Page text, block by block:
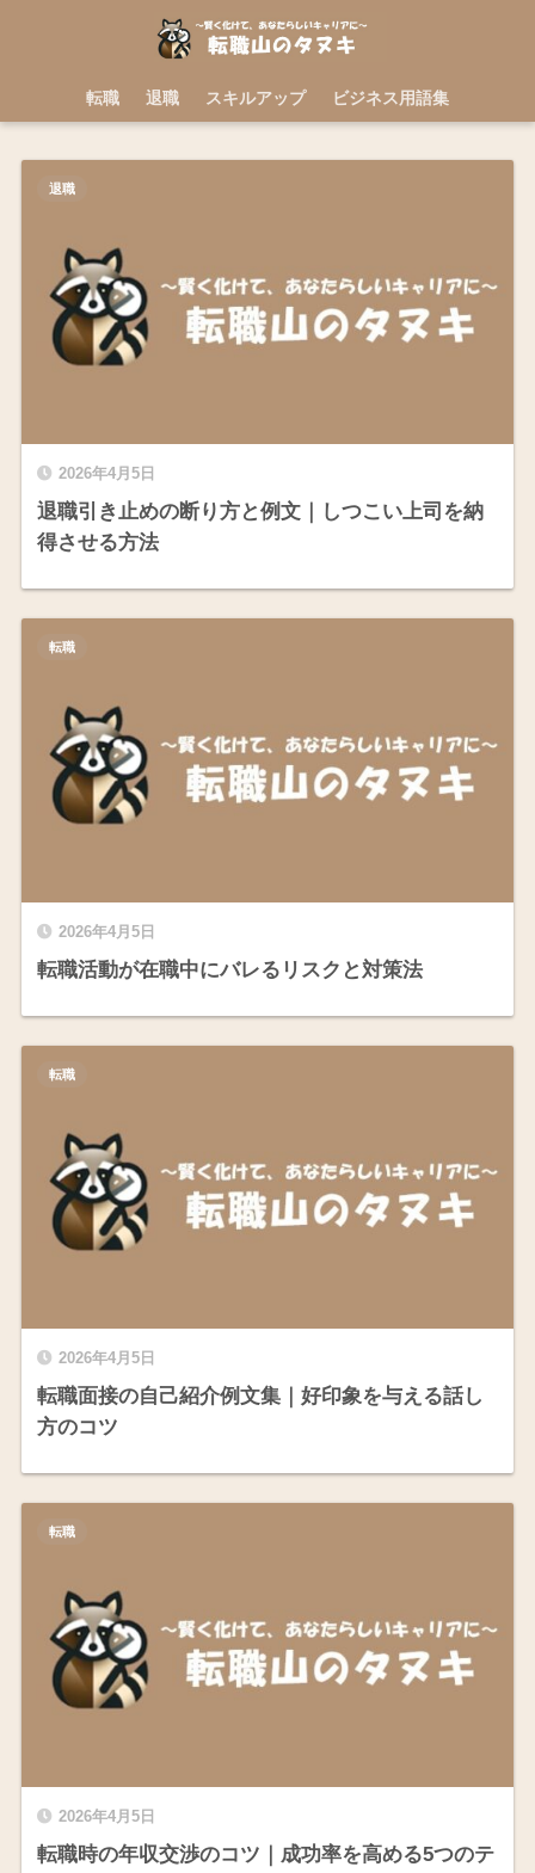
転職 退職 スキルアップ ビジネス用語集
2026年4月5日
退職引き止めの断り方と例文｜しつこい上司を納
得させる方法
退職
2026年4月5日
転職活動が在職中にバレるリスクと対策法
転職
2026年4月5日
転職面接の自己紹介例文集｜好印象を与える話し
方のコツ
転職
2026年4月5日
転職時の年収交渉のコツ｜成功率を高める5つのテ
転職